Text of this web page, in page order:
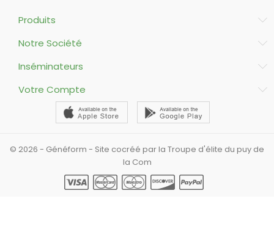
Produits
Notre Société
Inséminateurs
Votre Compte
© 2026 - Généform - Site cocréé par la Troupe d'élite du puy de
la Com